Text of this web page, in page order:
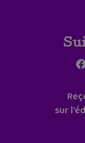
sur